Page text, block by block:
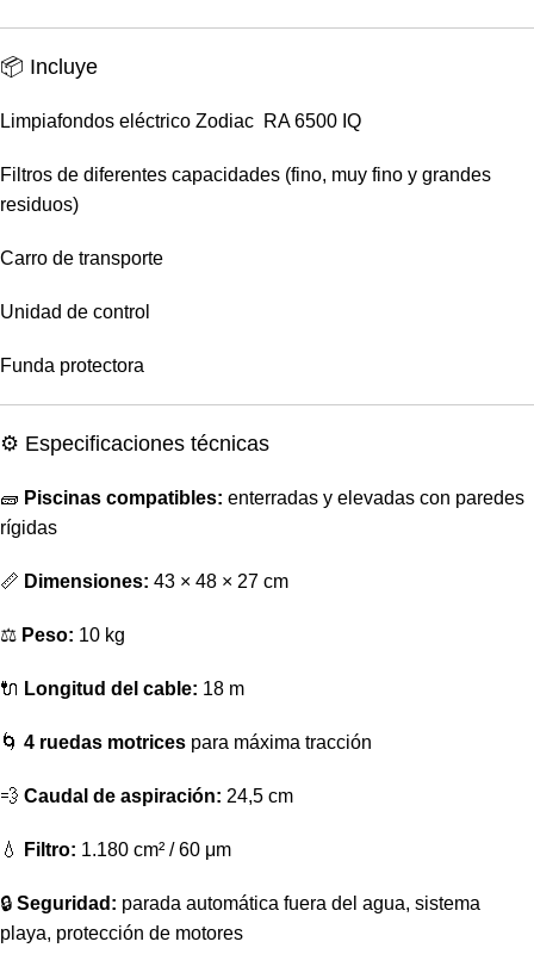
📦 Incluye
Limpiafondos eléctrico Zodiac RA 6500 IQ
Filtros de diferentes capacidades (fino, muy fino y grandes
residuos)
Carro de transporte
Unidad de control
Funda protectora
⚙️ Especificaciones técnicas
🧱 Piscinas compatibles: enterradas y elevadas con paredes
rígidas
📏 Dimensiones: 43 × 48 × 27 cm
⚖️ Peso: 10 kg
🔌 Longitud del cable: 18 m
🌀 4 ruedas motrices para máxima tracción
💨 Caudal de aspiración: 24,5 cm
💧 Filtro: 1.180 cm² / 60 μm
🔒 Seguridad: parada automática fuera del agua, sistema
playa, protección de motores